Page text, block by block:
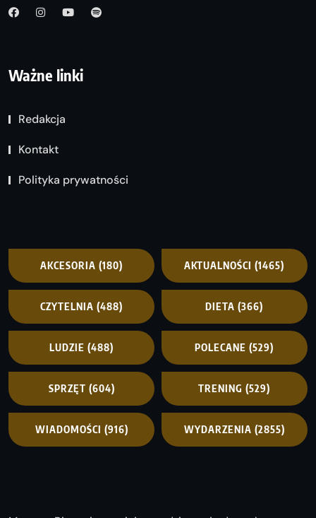
Ważne linki
Redakcja
Kontakt
Polityka prywatności
AKCESORIA (180) AKTUALNOŚCI (1465)
CZYTELNIA (488) DIETA (366)
LUDZIE (488) POLECANE (529)
SPRZĘT (604) TRENING (529)
WIADOMOŚCI (916) WYDARZENIA (2855)